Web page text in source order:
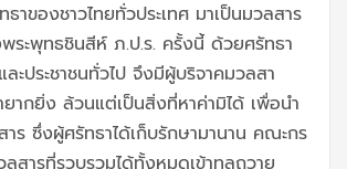
าของชาวไทยทั่วประเทศ มาเป็นมวลสาร
พระพุทธชินสีห์ ภ.ป.ร. ครั้งนี้ ด้วยศรัทธา
ประชาชนทั่วไป จึงมีผู้บริจาคมวลสา
ากยิ่ง ล้วนแต่เป็นสิ่งที่หาค่ามิได้ เพื่อนำ
าร ซึ่งผู้ศรัทธาได้เก็บรักษามานาน คณะกร